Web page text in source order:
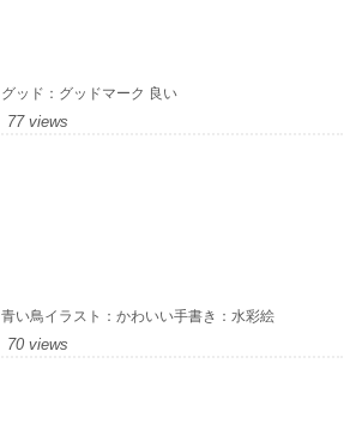
グッド：グッドマーク 良い
77 views
青い鳥イラスト：かわいい手書き：水彩絵
70 views